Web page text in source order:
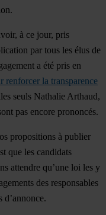
à ce jour, pris
par tous les élus de
a été pris en
renforcer la transparence
seuls Nathalie Arthaud,
pas encore prononcés.
propositions à publier
que les candidats
attendre qu’une loi les y
des responsables
d’annonce.